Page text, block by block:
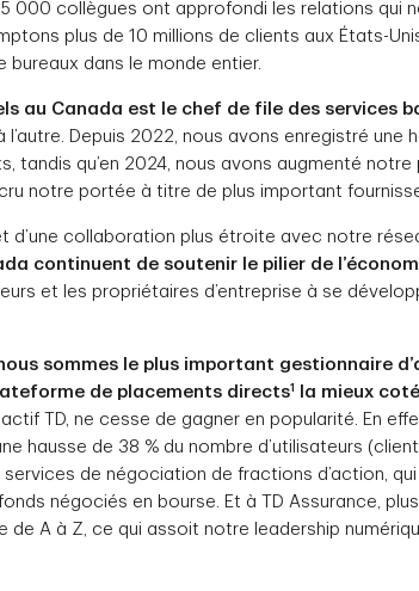
000 collègues ont approfondi les relations qui
plus de 10 millions de clients aux États-
dans le monde entier.
au Canada est le chef de file des services
Depuis 2022, nous avons enregistré une
tandis qu’en 2024, nous avons augmenté
notre portée à titre de plus important
d’une collaboration plus étroite avec notre
continuent de soutenir le pilier de
et les propriétaires d’entreprise à se
sommes le plus important gestionnaire
de placements directs1 la mieux
TD, ne cesse de gagner en popularité. En
hausse de 38 % du nombre d’utilisateurs
de négociation de fractions d’action,
négociés en bourse. Et à TD Assurance,
A à Z, ce qui assoit notre leadership